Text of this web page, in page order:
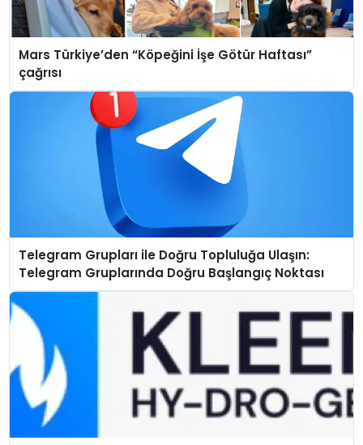
Mars Türkiye’den “Köpeğini İşe Götür Haftası”
çağrısı
Telegram Grupları ile Doğru Topluluğa Ulaşın:
Telegram Gruplarında Doğru Başlangıç Noktası